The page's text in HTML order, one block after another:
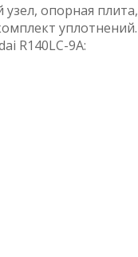
опорная плита,
уплотнений.
R140LC-9A: